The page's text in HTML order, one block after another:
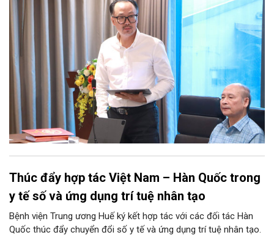
Thúc đẩy hợp tác Việt Nam – Hàn Quốc trong
y tế số và ứng dụng trí tuệ nhân tạo
Bệnh viện Trung ương Huế ký kết hợp tác với các đối tác Hàn
Quốc thúc đẩy chuyển đổi số y tế và ứng dụng trí tuệ nhân tạo.